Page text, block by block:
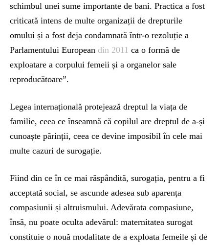
schimbul unei sume importante de bani. Practica a fost
criticată intens de multe organizații de drepturile
omului și a fost deja condamnată într-o rezoluție a
Parlamentului European din 2011 ca o formă de
exploatare a corpului femeii și a organelor sale
reproducătoare”.
Legea internațională protejează dreptul la viața de
familie, ceea ce înseamnă că copilul are dreptul de a-și
cunoaște părinții, ceea ce devine imposibil în cele mai
multe cazuri de surogație.
Fiind din ce în ce mai răspândită, surogația, pentru a fi
acceptată social, se ascunde adesea sub aparența
compasiunii și altruismului. Adevărata compasiune,
însă, nu poate oculta adevărul: maternitatea surogat
constituie o nouă modalitate de a exploata femeile și de